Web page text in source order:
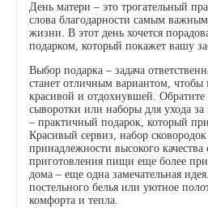
День матери – это трогательный
слова благодарности самым
жизни. В этот день хочется
подарком, который покажет вашу
Выбор подарка – задача
станет отличным вариантом, чтобы
красивой и отдохнувшей.
сыворотки или наборы для ухода
– практичный подарок, который
Красивый сервиз, набор
принадлежности высокого качества
приготовления пищи еще более
дома – еще одна замечательная
постельного белья или уютное
комфорта и тепла.